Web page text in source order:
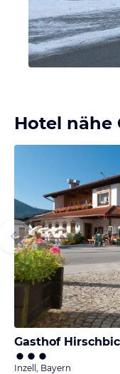
Hotel nähe
Gasthof
Inzell, Bayern